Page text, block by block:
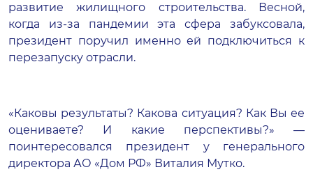
развитие жилищного строительства. Весной,
когда из-за пандемии эта сфера забуксовала,
президент поручил именно ей подключиться к
перезапуску отрасли.
«Каковы результаты? Какова ситуация? Как Вы ее
оцениваете? И какие перспективы?» —
поинтересовался президент у генерального
директора АО «Дом РФ» Виталия Мутко.